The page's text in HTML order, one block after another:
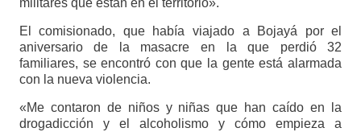
militares que están en el territorio».
El comisionado, que había viajado a Bojayá por el
aniversario de la masacre en la que perdió 32
familiares, se encontró con que la gente está alarmada
con la nueva violencia.
«Me contaron de niños y niñas que han caído en la
drogadicción y el alcoholismo y cómo empieza a